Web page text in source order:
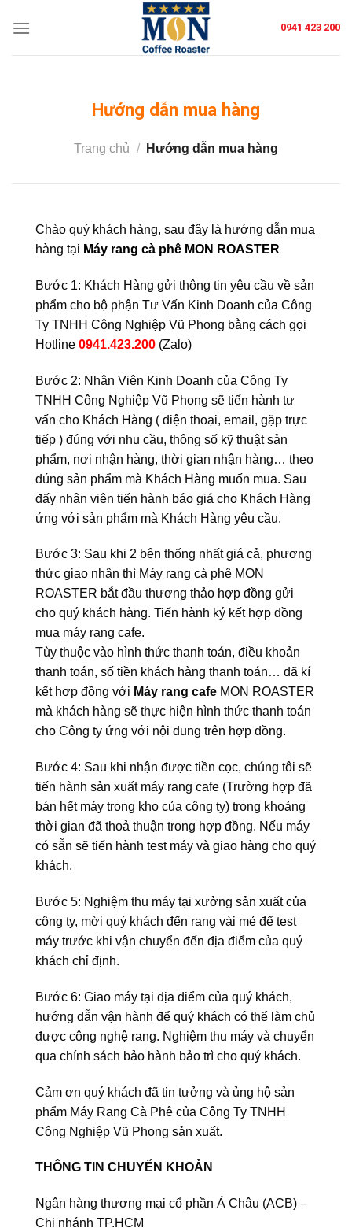
0941 423 200
Hướng dẫn mua hàng
Trang chủ / Hướng dẫn mua hàng
Chào quý khách hàng, sau đây là hướng dẫn mua
hàng tại Máy rang cà phê MON ROASTER
Bước 1: Khách Hàng gửi thông tin yêu cầu về sản
phẩm cho bộ phận Tư Vấn Kinh Doanh của Công
Ty TNHH Công Nghiệp Vũ Phong bằng cách gọi
Hotline 0941.423.200 (Zalo)
Bước 2: Nhân Viên Kinh Doanh của Công Ty
TNHH Công Nghiệp Vũ Phong sẽ tiến hành tư
vấn cho Khách Hàng ( điện thoại, email, gặp trực
tiếp ) đúng với nhu cầu, thông số kỹ thuật sản
phẩm, nơi nhận hàng, thời gian nhận hàng… theo
đúng sản phẩm mà Khách Hàng muốn mua. Sau
đấy nhân viên tiến hành báo giá cho Khách Hàng
ứng với sản phẩm mà Khách Hàng yêu cầu.
Bước 3: Sau khi 2 bên thống nhất giá cả, phương
thức giao nhận thì Máy rang cà phê MON
ROASTER bắt đầu thương thảo hợp đồng gửi
cho quý khách hàng. Tiến hành ký kết hợp đồng
mua máy rang cafe.
Tùy thuộc vào hình thức thanh toán, điều khoản
thanh toán, số tiền khách hàng thanh toán… đã kí
kết hợp đồng với Máy rang cafe MON ROASTER
mà khách hàng sẽ thực hiện hình thức thanh toán
cho Công ty ứng với nội dung trên hợp đồng.
Bước 4: Sau khi nhận được tiền cọc, chúng tôi sẽ
tiến hành sản xuất máy rang cafe (Trường hợp đã
bán hết máy trong kho của công ty) trong khoảng
thời gian đã thoả thuận trong hợp đồng. Nếu máy
có sẵn sẽ tiến hành test máy và giao hàng cho quý
khách.
Bước 5: Nghiệm thu máy tại xưởng sản xuất của
công ty, mời quý khách đến rang vài mẻ để test
máy trước khi vận chuyển đến địa điểm của quý
khách chỉ định.
Bước 6: Giao máy tại địa điểm của quý khách,
hướng dẫn vận hành để quý khách có thể làm chủ
được công nghệ rang. Nghiệm thu máy và chuyển
qua chính sách bảo hành bảo trì cho quý khách.
Cảm ơn quý khách đã tin tưởng và ủng hộ sản
phẩm Máy Rang Cà Phê của Công Ty TNHH
Công Nghiệp Vũ Phong sản xuất.
THÔNG TIN CHUYỂN KHOẢN
Ngân hàng thương mại cổ phần Á Châu (ACB) –
Chi nhánh TP.HCM